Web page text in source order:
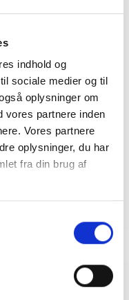
indhold og
sociale medier og til
oplysninger om
vores partnere inden
Vores partnere
oplysninger, du har
fra din brug af
77